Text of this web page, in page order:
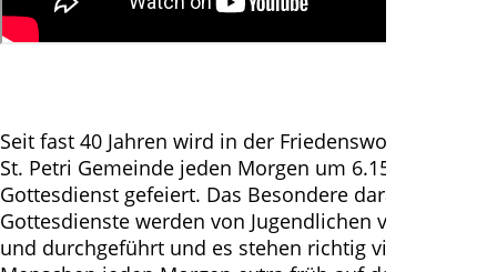
Seit fast 40 Jahren wird in der Friedenswoche in der
St. Petri Gemeinde jeden Morgen um 6.15 Uhr
Gottesdienst gefeiert. Das Besondere daran: Alle
Gottesdienste werden von Jugendlichen vorbereitet
und durchgeführt und es stehen richtig viele